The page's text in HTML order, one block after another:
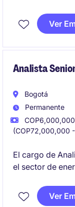
liderar
de ventas para
contar con
Ver
Analista
Bogotá
Permanente
(COP72,000,000
El cargo de
el sector de
administración
de la gestión
Ver